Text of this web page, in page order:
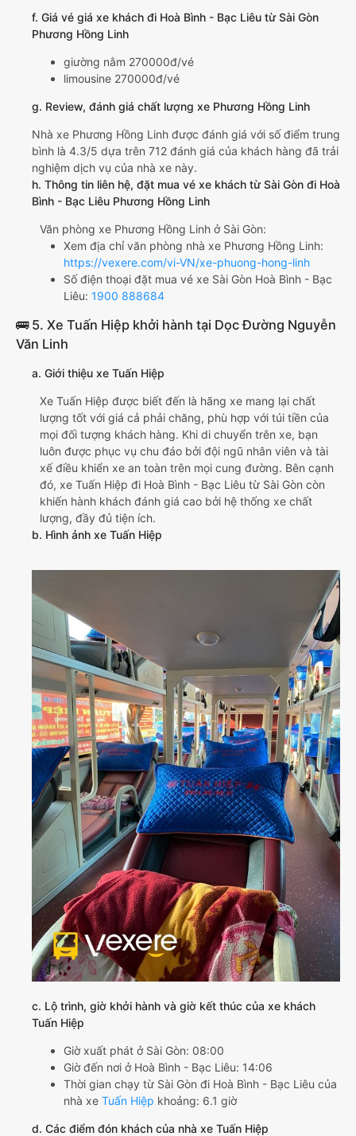
f. Giá vé giá xe khách đi Hoà Bình - Bạc Liêu từ Sài Gòn
Phương Hồng Linh
giường nằm 270000đ/vé
limousine 270000đ/vé
g. Review, đánh giá chất lượng xe Phương Hồng Linh
Nhà xe Phương Hồng Linh được đánh giá với số điểm trung
bình là 4.3/5 dựa trên 712 đánh giá của khách hàng đã trải
nghiệm dịch vụ của nhà xe này.
h. Thông tin liên hệ, đặt mua vé xe khách từ Sài Gòn đi Hoà
Bình - Bạc Liêu Phương Hồng Linh
Văn phòng xe Phương Hồng Linh ở Sài Gòn:
Xem địa chỉ văn phòng nhà xe Phương Hồng Linh:
https://vexere.com/vi-VN/xe-phuong-hong-linh
Số điện thoại đặt mua vé xe Sài Gòn Hoà Bình - Bạc
Liêu: 1900 888684
🚌 5. Xe Tuấn Hiệp khởi hành tại Dọc Đường Nguyễn
Văn Linh
a. Giới thiệu xe Tuấn Hiệp
Xe Tuấn Hiệp được biết đến là hãng xe mang lại chất
lượng tốt với giá cả phải chăng, phù hợp với túi tiền của
mọi đối tượng khách hàng. Khi di chuyển trên xe, bạn
luôn được phục vụ chu đáo bởi đội ngũ nhân viên và tài
xế điều khiển xe an toàn trên mọi cung đường. Bên cạnh
đó, xe Tuấn Hiệp đi Hoà Bình - Bạc Liêu từ Sài Gòn còn
khiến hành khách đánh giá cao bởi hệ thống xe chất
lượng, đầy đủ tiện ích.
b. Hình ảnh xe Tuấn Hiệp
c. Lộ trình, giờ khởi hành và giờ kết thúc của xe khách
Tuấn Hiệp
Giờ xuất phát ở Sài Gòn: 08:00
Giờ đến nơi ở Hoà Bình - Bạc Liêu: 14:06
Thời gian chạy từ Sài Gòn đi Hoà Bình - Bạc Liêu của
nhà xe Tuấn Hiệp khoảng: 6.1 giờ
d. Các điểm đón khách của nhà xe Tuấn Hiệp